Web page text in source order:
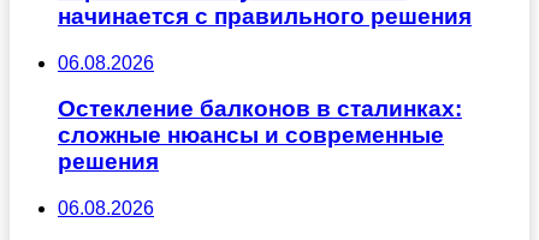
начинается с правильного решения
06.08.2026
Остекление балконов в сталинках:
сложные нюансы и современные
решения
06.08.2026